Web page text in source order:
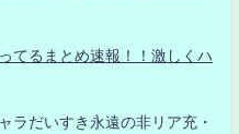
てるまとめ速報！！激しくハ
ラだいすき永遠の非リア充・